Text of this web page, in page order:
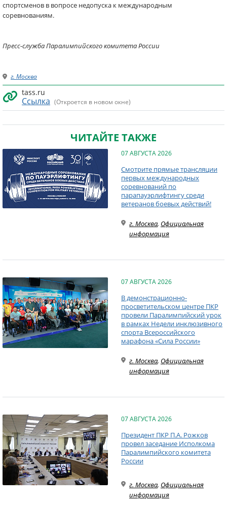
спортсменов в вопросе недопуска к международным
соревнованиям.
Пресс-служба Паралимпийского комитета России
г. Москва
tass.ru
Ссылка (Откроется в новом окне)
ЧИТАЙТЕ ТАКЖЕ
07 АВГУСТА 2026
Смотрите прямые трансляции
первых международных
соревнований по
парапауэрлифтингу среди
ветеранов боевых действий!
г. Москва, Официальная
информация
07 АВГУСТА 2026
В демонстрационно-
просветительском центре ПКР
провели Паралимпийский урок
в рамках Недели инклюзивного
спорта Всероссийского
марафона «Сила России»
г. Москва, Официальная
информация
07 АВГУСТА 2026
Президент ПКР П.А. Рожков
провел заседание Исполкома
Паралимпийского комитета
России
г. Москва, Официальная
информация